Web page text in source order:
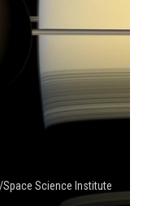
Space Science Institute